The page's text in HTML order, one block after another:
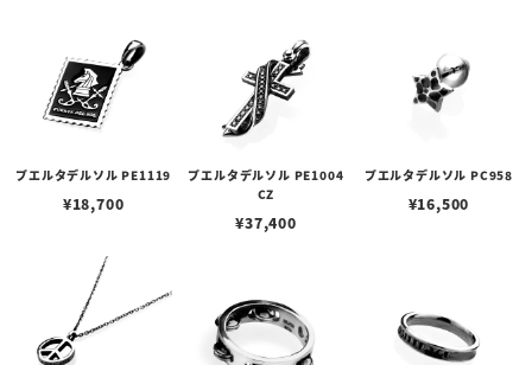
プエルタデルソル PE1119
¥18,700
プエルタデルソル PE1004
CZ
¥37,400
プエルタデルソル PC958
¥16,500